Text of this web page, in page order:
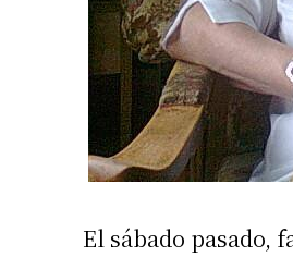
El sábado pasado,